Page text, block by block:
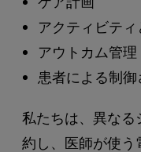
アクティビテ
アウトカム管理
患者による制
私たちは、異なる
約し、医師が使う